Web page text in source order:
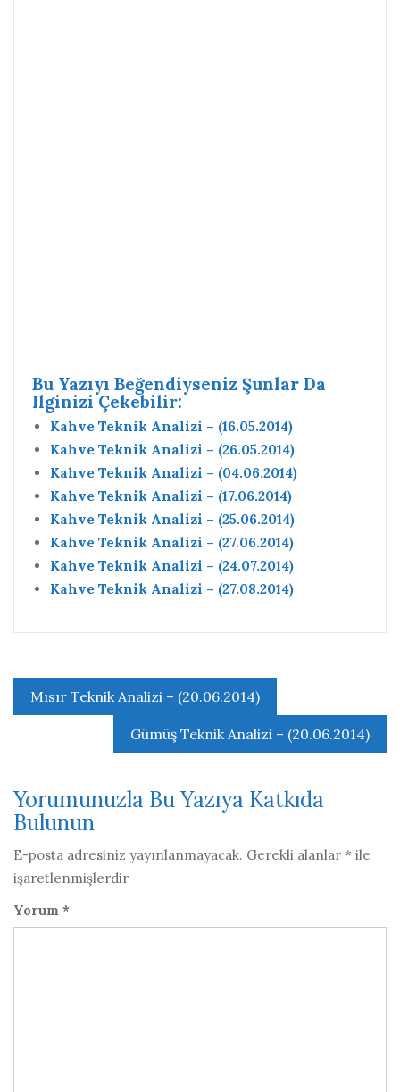
Bu Yazıyı Beğendiyseniz Şunlar Da
Ilginizi Çekebilir:
Kahve Teknik Analizi – (16.05.2014)
Kahve Teknik Analizi – (26.05.2014)
Kahve Teknik Analizi – (04.06.2014)
Kahve Teknik Analizi – (17.06.2014)
Kahve Teknik Analizi – (25.06.2014)
Kahve Teknik Analizi – (27.06.2014)
Kahve Teknik Analizi – (24.07.2014)
Kahve Teknik Analizi – (27.08.2014)
Yazı
gezinmesi
Mısır Teknik Analizi – (20.06.2014)
Gümüş Teknik Analizi – (20.06.2014)
Yorumunuzla Bu Yazıya Katkıda
Bulunun
E-posta adresiniz yayınlanmayacak. Gerekli alanlar * ile
işaretlenmişlerdir
Yorum *